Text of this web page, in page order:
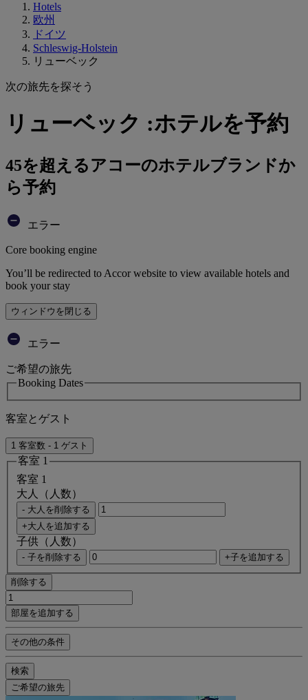
Hotels
欧州
ドイツ
Schleswig-Holstein
リューベック
次の旅先を探そう
リューベック :ホテルを予約
45を超えるアコーのホテルブランドか
ら予約
エラー
Core booking engine
You’ll be redirected to Accor website to view available hotels and
book your stay
ウィンドウを閉じる
エラー
ご希望の旅先
Booking Dates
客室とゲスト
1 客室数 - 1 ゲスト
客室 1
客室 1
大人（人数）
- 大人を削除する
+大人を追加する
子供（人数）
- 子を削除する +子を追加する
削除する
部屋を追加する
その他の条件
検索
ご希望の旅先